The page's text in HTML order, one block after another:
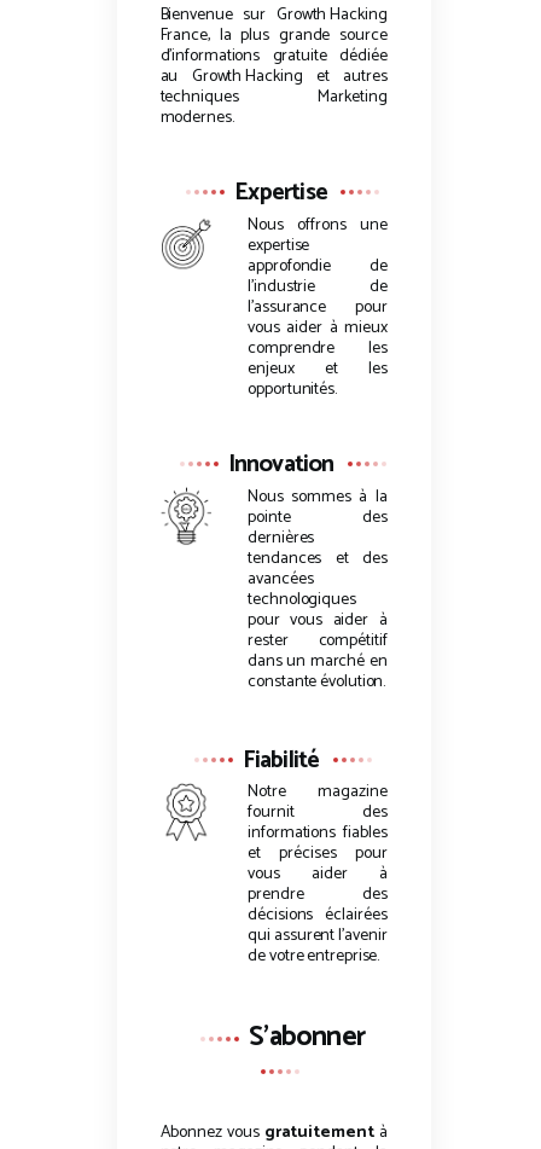
Bienvenue sur Growth Hacking
France, la plus grande source
d’informations gratuite dédiée
au Growth Hacking et autres
techniques Marketing
modernes.
Expertise
Nous offrons une
expertise
approfondie de
l’industrie de
l’assurance pour
vous aider à mieux
comprendre les
enjeux et les
opportunités.
Innovation
Nous sommes à la
pointe des
dernières
tendances et des
avancées
technologiques
pour vous aider à
rester compétitif
dans un marché en
constante évolution.
Fiabilité
Notre magazine
fournit des
informations fiables
et précises pour
vous aider à
prendre des
décisions éclairées
qui assurent l’avenir
de votre entreprise.
S'abonner
Abonnez vous gratuitementà